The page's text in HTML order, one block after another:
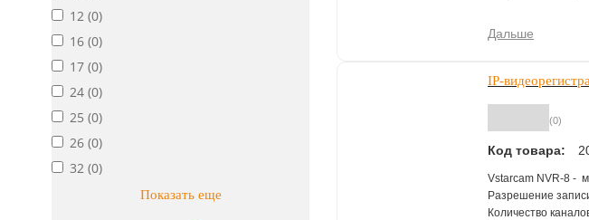
12 (0)
16 (0)
17 (0)
24 (0)
25 (0)
26 (0)
32 (0)
Показать еще
Дальше
IP-
(0)
Код товара:
Vstarcam NVR-8 -
Разрешение
Количество